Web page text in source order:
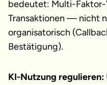
bedeutet: Multi-
Transaktionen — nicht
organisatorisch
Bestätigung).
KI-Nutzung regulieren: